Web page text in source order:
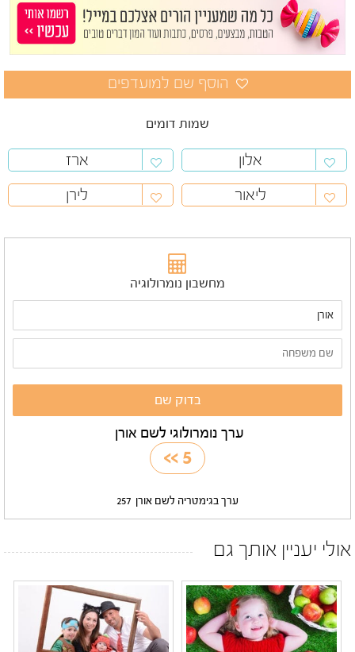
שמות דומים
אלון
ארז
ליאור
לירן
מחשבון נומרולוגיה
ערך נומרולוגי לשם אורן
5
>>
ערך בגימטריה לשם אורן 257
אולי יעניין אותך גם